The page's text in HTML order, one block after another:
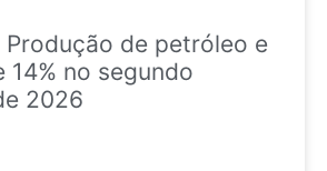
Produção de petróleo e
14% no segundo
2026